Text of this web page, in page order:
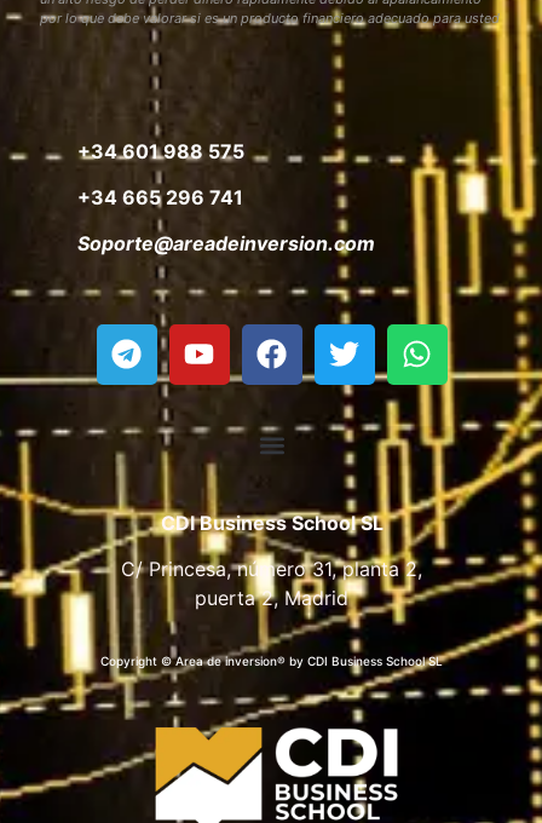
por lo que debe valorar si es un producto financiero adecuado para usted
+34 601 988 575
+34 665 296 741
Soporte@areadeinversion.com
CDI Business School SL
C/ Princesa, número 31, planta 2,
puerta 2, Madrid
Copyright © Area de inversion® by CDI Business School SL